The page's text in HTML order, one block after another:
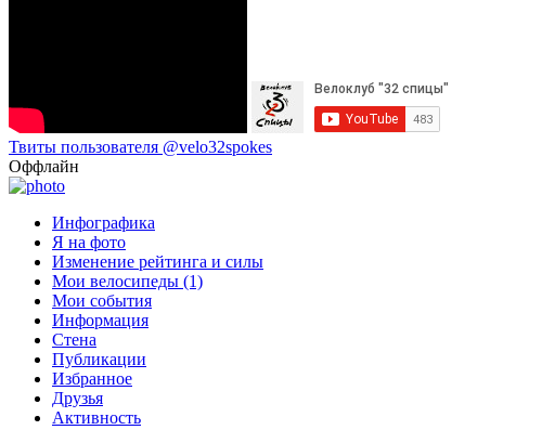
Твиты пользователя @velo32spokes
Оффлайн
Инфографика
Я на фото
Изменение рейтинга и силы
Мои велосипеды (1)
Мои события
Информация
Стена
Публикации
Избранное
Друзья
Активность